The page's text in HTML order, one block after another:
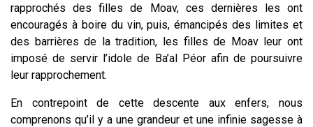
rapprochés des filles de Moav, ces dernières les ont
encouragés à boire du vin, puis, émancipés des limites et
des barrières de la tradition, les filles de Moav leur ont
imposé de servir l’idole de Ba’al Péor afin de poursuivre
leur rapprochement.
En contrepoint de cette descente aux enfers, nous
comprenons qu’il y a une grandeur et une infinie sagesse à